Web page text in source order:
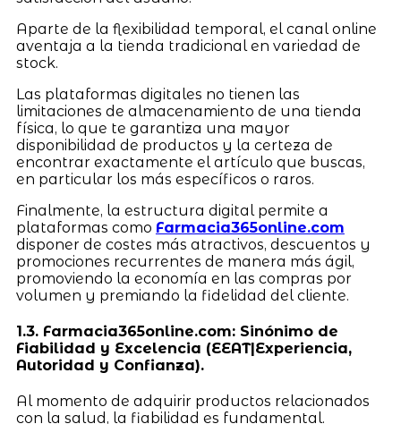
Aparte de la flexibilidad temporal, el canal online
aventaja a la tienda tradicional en variedad de
stock.
Las plataformas digitales no tienen las
limitaciones de almacenamiento de una tienda
física, lo que te garantiza una mayor
disponibilidad de productos y la certeza de
encontrar exactamente el artículo que buscas,
en particular los más específicos o raros.
Finalmente, la estructura digital permite a
plataformas como Farmacia365online.com
disponer de costes más atractivos, descuentos y
promociones recurrentes de manera más ágil,
promoviendo la economía en las compras por
volumen y premiando la fidelidad del cliente.
1.3. Farmacia365online.com: Sinónimo de
Fiabilidad y Excelencia (EEAT|Experiencia,
Autoridad y Confianza).
Al momento de adquirir productos relacionados
con la salud, la fiabilidad es fundamental.